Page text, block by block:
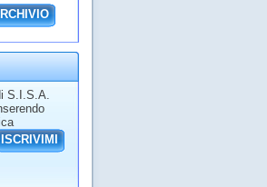
S.I.S.A.
ISCRIVIMI